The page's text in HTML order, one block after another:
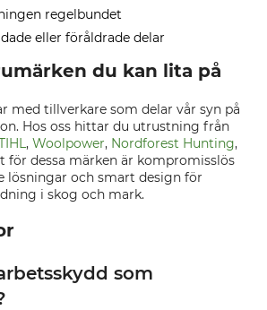
regelbundet
eller föråldrade delar
du kan lita på
med tillverkare som delar vår syn på
Hos oss hittar du utrustning från
, Woolpower, Nordforest Hunting,
för dessa märken är kompromisslös
lösningar och smart design för
i skog och mark.
som